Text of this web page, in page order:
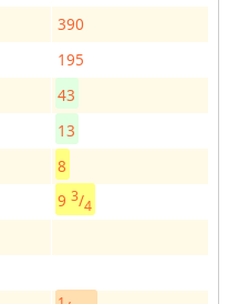
390
195
43
13
8
93/4